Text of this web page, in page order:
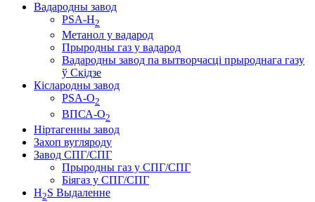
Вадародны завод
PSA-H2
Метанол у вадарод
Прыродны газ у вадарод
Вадародны завод па вытворчасці прыроднага газу
ў Скідзе
Кіслародны завод
PSA-O2
ВПСА-О2
Ніртагенны завод
Захоп вугляроду
Завод СПГ/СПГ
Прыродны газ у СПГ/СПГ
Біягаз у СПГ/СПГ
H2S Выдаленне